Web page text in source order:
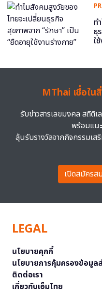
ท
ธุ
ใ
MThai เชื่อใน
รับข่าวสารเลขมงคล สถิติเ
พร้อมแน
ลุ้นรับรางวัลจากกิจกรรมเส
เปิดสมัครส
LEGAL
นโยบายคุกกี้
นโยบายการคุ้มครองข้อมูล
ติดต่อเรา
เกี่ยวกับเอ็มไทย